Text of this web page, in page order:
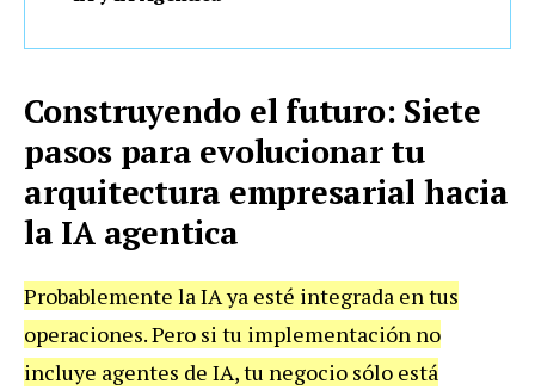
Construyendo el futuro: Siete
pasos para evolucionar tu
arquitectura empresarial hacia
la IA agentica
Probablemente la IA ya esté integrada en tus
operaciones. Pero si tu implementación no
incluye agentes de IA, tu negocio sólo está